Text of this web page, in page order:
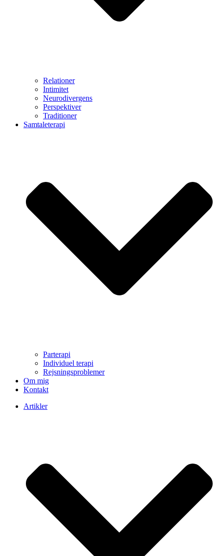
Relationer
Intimitet
Neurodivergens
Perspektiver
Traditioner
Samtaleterapi
Parterapi
Individuel terapi
Rejsningsproblemer
Om mig
Kontakt
Artikler